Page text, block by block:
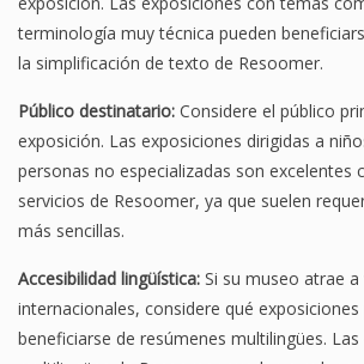
terminología muy técnica pueden
la simplificación de texto de Resoomer.
Público destinatario: Considere el público
exposición. Las exposiciones dirigidas a
personas no especializadas son excelentes
servicios de Resoomer, ya que suelen
más sencillas.
Accesibilidad lingüística: Si su museo atrae
internacionales, considere qué exposiciones
beneficiarse de resúmenes multilingües. Las